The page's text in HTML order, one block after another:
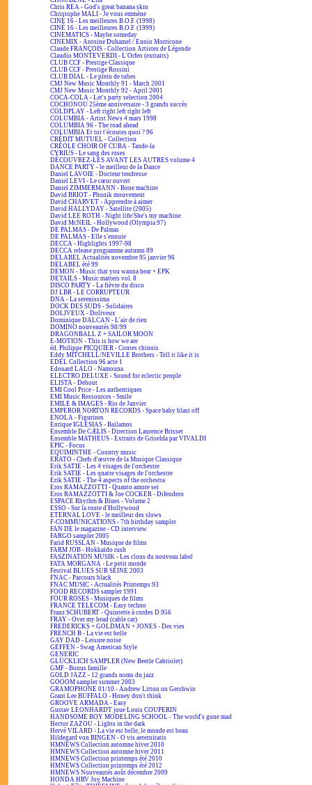
Chris REA - God's great banana skin
Christophe MALI - Je vous emmène
CINÉ 16 - Les meilleures B.O.F. (1998)
CINÉ 16 - Les meilleures B.O.F. (1999)
CINEMATICS - Maybe someday
CINEMIX - Antoine Duhamel / Ennio Morricone
Claude FRANÇOIS - Collection Artistes de Légende
Claudio MONTEVERDI - L'Orfeo (extraits)
CLUB CCF - Prestige Classique
CLUB CCF - Prestige Rossini
CLUB DIAL - Le plein de tubes
CMJ New Music Monthly 91 - March 2001
CMJ New Music Monthly 92 - April 2001
COCA-COLA - Let's party selection 2004
COCHONOU 25ème anniversaire - 3 grands succès
COLDPLAY - Left right left right left
COLUMBIA - Artist News 4 mars 1998
COLUMBIA 96 - The road ahead
COLUMBIA Et toi t'écoutes quoi ? 96
CRÉDIT MUTUEL - Collection
CRÉOLE CHOIR OF CUBA - Tande-la
CYRIUS - Le sang des roses
DÉCOUVREZ-LES AVANT LES AUTRES volume 4
DANCE PARTY - le meilleur de la Dance
Daniel LAVOIE - Docteur tendresse
Daniel LEVI - Le cœur ouvert
Daniel ZIMMERMANN - Bone machine
David BRIOT - Phonik mouvement
David CHARVET - Apprendre à aimer
David HALLYDAY - Satellite (2005)
David LEE ROTH - Night life/She's my machine
David McNEIL - Hollywood (Olympia 97)
DE PALMAS - De Palmas
DE PALMAS - Elle s'ennuie
DECCA - Highlights 1997-98
DECCA release programme autumn 89
DELABEL Actualités novembre 95 janvier 96
DELABEL été 99
DEMON - Music that you wanna hear + EPK
DETAILS - Music matters vol. 8
DISCO PARTY - La fièvre du disco
DJ LBR - LE CORRUPTEUR
DNA - La serenissima
DOCK DES SUDS - Solidaires
DOLIVEUX - Doliveux
Dominique DALCAN - L'air de rien
DOMINO nouveautés 98/99
DRAGONBALL Z + SAILOR MOON
E-MOTION - This is how we are
éd. Philippe PICQUIER - Contes chinois
Eddy MITCHELL/NEVILLE Brothers - Tell it like it is
EDEL Collection 96 acte 1
Edouard LALO - Namouna
ELECTRO DELUXE - Sound for eclectic people
ELISTA - Debout
EMI Cool Price - Les authentiques
EMI Music Ressources - Smile
EMILE & IMAGES - Rio de Janvier
EMPEROR NORTON RECORDS - Space baby blast off
ENOLA - Figurines
Enrique IGLESIAS - Bailamos
Ensemble De CÆLIS - Direction Laurence Brisset
Ensemble MATHEUS - Extraits de Griselda par VIVALDI
EPIC - Focus
EQUIMINTHE - Country music
ERATO - Chefs d'œuvre de la Musique Classique
Erik SATIE - Les 4 visages de l'orchestre
Erik SATIE - Les quatre visages de l'orchestre
Erik SATIE - The 4 aspects of the orchestra
Eros RAMAZZOTTI - Quanto amore sei
Eros RAMAZZOTTI & Joe COCKER - Difendero
ESPACE Rhythm & Blues - Volume 2
ESSO - Sur la route d'Hollywood
ETERNAL LOVE - le meilleur des slows
F-COMMUNICATIONS - 7th birthday sampler
FAN DE le magazine - CD interview
FARGO sampler 2005
Farid RUSSLAN - Musique de films
FARM JOB - Hokkaïdo rush
FASZINATION MUSIK - Les clous du nouveau label
FATA MORGANA - Le petit monde
Festival BLUES SUR SEINE 2003
FNAC - Parcours black
FNAC MUSIC - Actualités Printemps 93
FOOD RECORDS sampler 1991
FOUR ROSES - Musiques de films
FRANCE TELECOM - Easy techno
Franz SCHUBERT - Quintette à cordes D.956
FRAY - Over my head (cable car)
FREDERICKS + GOLDMAN + JONES - Des vies
FRENCH B - La vie est belle
GAY DAD - Leisure noise
GEFFEN - Swag American Style
GENERIC
GLÜCKLICH SAMPLER (New Beetle Cabriolet)
GMF - Bonus famille
GOLD JAZZ - 12 grands noms du jazz
GOOOM sampler summer 2003
GRAMOPHONE 01/10 - Andrew Litton on Gershwin
Grant Lee BUFFALO - Honey don't think
GROOVE ARMADA - Easy
Gustav LEONHARDT joue Louis COUPERIN
HANDSOME BOY MODELING SCHOOL - The world's gone mad
Hector ZAZOU - Lights in the dark
Hervé VILARD - La vie est belle, le monde est beau
Hildegard von BINGEN - O vis aeternitatis
HMNEWS Collection automne hiver 2010
HMNEWS Collection automne hiver 2011
HMNEWS Collection printemps été 2010
HMNEWS Collection printemps été 2012
HMNEWS Nouveautés août décembre 2009
HONDA HRV Joy Machine